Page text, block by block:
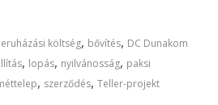
költség, bővítés, DC Dunakom
, lopás, nyilvánosság, paksi
, szerződés,Teller-projekt